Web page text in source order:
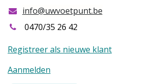
info@uwvoetpunt.be
0470/35 26 42
Registreer als nieuwe klant
Aanmelden